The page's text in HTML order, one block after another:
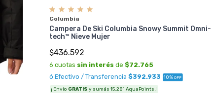
Columbia
Campera De Ski Columbia Snowy Summit Omni-
tech™ Nieve Mujer
$436.592
6 cuotas sin interés de$72.765
ó Efectivo / Transferencia$392.933 10%OFF
¡ Envío GRATIS y sumás 15.281 AquaPoints !